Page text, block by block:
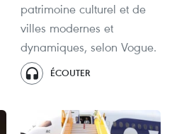
patrimoine culturel et de
villes modernes et
dynamiques, selon Vogue.
ÉCOUTER